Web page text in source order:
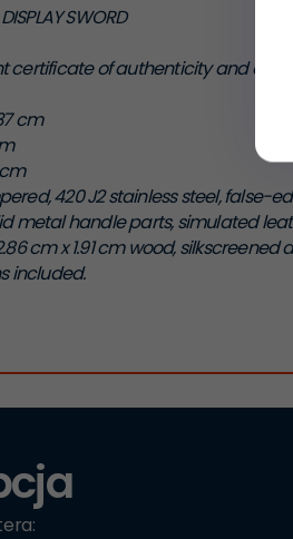
SWORD
certificate of authenticity and a
cm
cm
420 J2 stainless steel, false-
metal handle parts, simulated
cm x 1.91 cm wood, silkscreened
included.